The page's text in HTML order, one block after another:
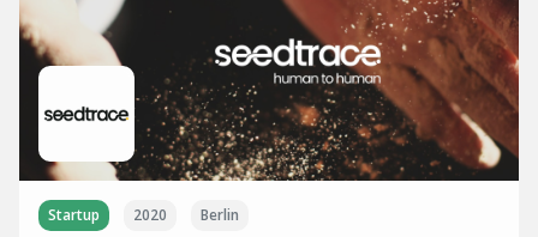
Startup 2020 Berlin